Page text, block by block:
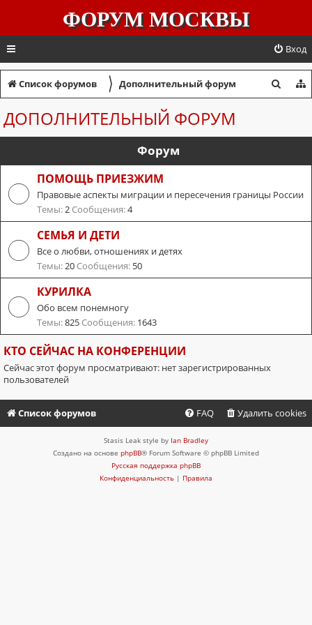
ФОРУМ МОСКВЫ
Вход
Список форумов 〉 Дополнительный форум
к
ДОПОЛНИТЕЛЬНЫЙ ФОРУМ
Форум
ПОМОЩЬ ПРИЕЗЖИМ
Правовые аспекты миграции и пересечения границы России
Темы:2 Сообщения:4
СЕМЬЯ И ДЕТИ
Все о любви, отношениях и детях
Темы:20 Сообщения: 50
КУРИЛКА
Обо всем понемногу
Темы:825 Сообщения: 1643
КТО СЕЙЧАС НА КОНФЕРЕНЦИИ
Сейчас этот форум просматривают: нет зарегистрированных
пользователей
Список форумов Удалить cookies
FAQ
Stasis Leak style by Ian Bradley
Создано на основе phpBB® Forum Software © phpBB Limited
Русская поддержка phpBB
Конфиденциальность | Правила